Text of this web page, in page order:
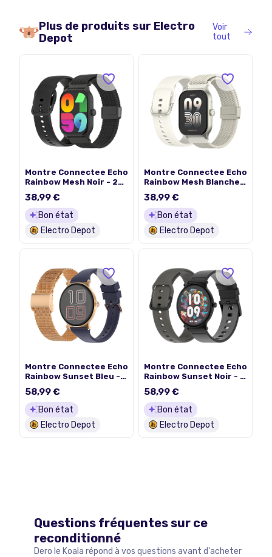
Plus de produits sur Electro
Depot
Voir
tout
Montre Connectee Echo
Rainbow Mesh Noir - 2
38,99 €
Bon état
Electro Depot
Montre Connectee Echo
Rainbow Mesh Blanche -
38,99 €
Bon état
Electro Depot
Montre Connectee Echo
Rainbow Sunset Bleu -
58,99 €
Bon état
Electro Depot
Montre Connectee Echo
Rainbow Sunset Noir - 2
58,99 €
Bon état
Electro Depot
Questions fréquentes sur ce
reconditionné
Dero le Koala répond à vos questions avant d'acheter